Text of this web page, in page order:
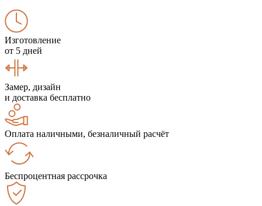
Изготовление
от 5 дней
Замер, дизайн
и доставка бесплатно
Оплата наличными, безналичный расчёт
Беспроцентная рассрочка